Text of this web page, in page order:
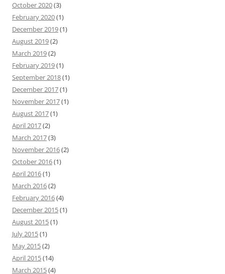
October 2020(3)
February 2020(1)
December 2019(1)
August 2019(2)
March 2019(2)
February 2019(1)
September 2018(1)
December 2017(1)
November 2017(1)
August 2017(1)
April 2017(2)
March 2017(3)
November 2016(2)
October 2016(1)
April 2016(1)
March 2016(2)
February 2016(4)
December 2015(1)
August 2015(1)
July 2015(1)
May 2015(2)
April 2015(14)
March 2015(4)